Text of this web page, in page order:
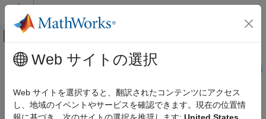
コンテンツへスキップ
オフキャンバス ナビゲーション メ
ドキュメンテーションのホーム
Aerospace Toolbox
メインコンテンツ
このページは機械翻訳を使用して翻訳されました。最新版の英語
slerp
Web サイトの選択
Web サイトを選択すると、翻訳されたコンテンツにアクセス
し、地域のイベントやサービスを確認できます。現在の位置情